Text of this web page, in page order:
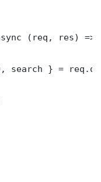
(req, res) =>
search } =